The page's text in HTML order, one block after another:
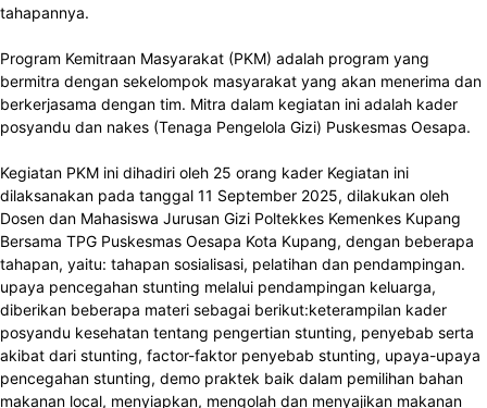
tahapannya.
Program Kemitraan Masyarakat (PKM) adalah program yang
bermitra dengan sekelompok masyarakat yang akan menerima dan
berkerjasama dengan tim. Mitra dalam kegiatan ini adalah kader
posyandu dan nakes (Tenaga Pengelola Gizi) Puskesmas Oesapa.
Kegiatan PKM ini dihadiri oleh 25 orang kader Kegiatan ini
dilaksanakan pada tanggal 11 September 2025, dilakukan oleh
Dosen dan Mahasiswa Jurusan Gizi Poltekkes Kemenkes Kupang
Bersama TPG Puskesmas Oesapa Kota Kupang, dengan beberapa
tahapan, yaitu: tahapan sosialisasi, pelatihan dan pendampingan.
upaya pencegahan stunting melalui pendampingan keluarga,
diberikan beberapa materi sebagai berikut:keterampilan kader
posyandu kesehatan tentang pengertian stunting, penyebab serta
akibat dari stunting, factor-faktor penyebab stunting, upaya-upaya
pencegahan stunting, demo praktek baik dalam pemilihan bahan
makanan local, menyiapkan, mengolah dan menyajikan makanan